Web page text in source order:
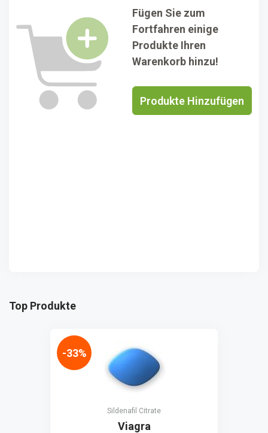
Fügen Sie zum
Fortfahren einige
Produkte Ihren
Warenkorb hinzu!
Produkte Hinzufügen
Top Produkte
Sildenafil Citrate
Viagra
-33%